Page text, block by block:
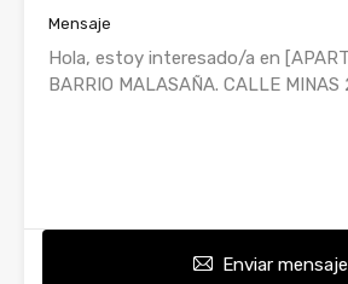
Mensaje
Enviar mensaje